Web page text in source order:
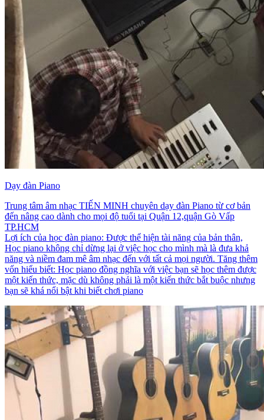
Dạy đàn Piano
Trung tâm âm nhạc TIẾN MINH chuyên dạy đàn Piano từ cơ bản
đến nâng cao dành cho mọi độ tuổi tại Quận 12,quận Gò Vấp
TP.HCM
Lợi ích của học đàn piano: Được thể hiện tài năng của bản thân,
Học piano không chỉ dừng lại ở việc học cho mình mà là đưa khả
năng và niềm đam mê âm nhạc đến với tất cả mọi người. Tăng thêm
vốn hiểu biết: Học piano đồng nghĩa với việc bạn sẽ học thêm được
một kiến thức, mặc dù không phải là một kiến thức bắt buộc nhưng
bạn sẽ khá nổi bật khi biết chơi piano